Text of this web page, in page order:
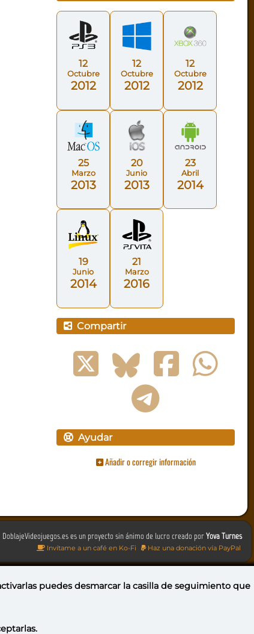
12
Octubre
2012
12
Octubre
2012
12
Octubre
2012
25
Marzo
2013
20
Junio
2013
23
Abril
2014
19
Junio
2014
21
Marzo
2016
Compartir
Ayudar
Añadir o corregir información
DoblajeVideojuegos.es es un proyecto sin ánimo de lucro creado porYova Turnes
Invítame a un café en Ko-Fi Haz una donación vía PayPal
puedesdesmarcar la casilla de seguimiento que